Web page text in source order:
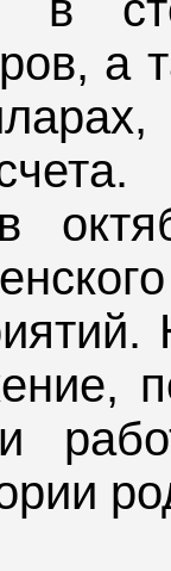
а